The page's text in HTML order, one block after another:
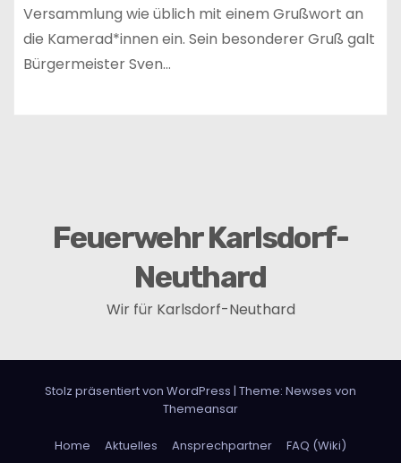
Versammlung wie üblich mit einem Grußwort an
die Kamerad*innen ein. Sein besonderer Gruß galt
Bürgermeister Sven…
Feuerwehr Karlsdorf-
Neuthard
Wir für Karlsdorf-Neuthard
Stolz präsentiert von WordPress | Theme: Newses von
Themeansar
Home Aktuelles Ansprechpartner FAQ (Wiki)